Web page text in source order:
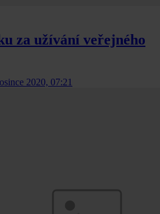
za užívání veřejného
2020, 07:21